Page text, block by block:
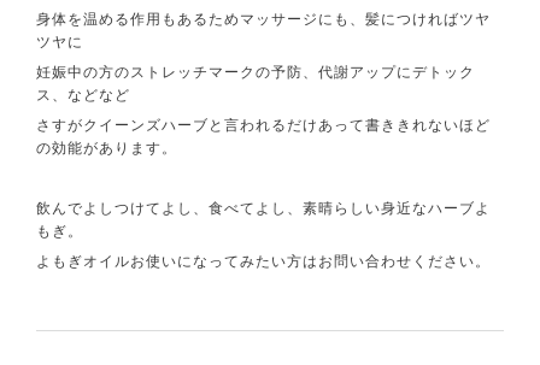
身体を温める作用もあるためマッサージにも、髪につければツヤ
ツヤに
妊娠中の方のストレッチマークの予防、代謝アップにデトック
ス、などなど
さすがクイーンズハーブと言われるだけあって書ききれないほど
の効能があります。
飲んでよしつけてよし、食べてよし、素晴らしい身近なハーブよ
もぎ。
よもぎオイルお使いになってみたい方はお問い合わせください。